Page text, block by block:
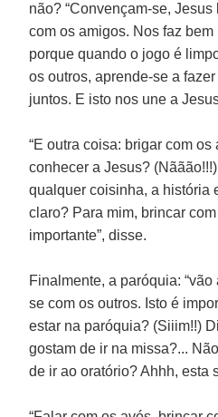
não? “Convençam-se,
com os amigos. Nos faz
porque quando o jogo é
os outros, aprende-se a
juntos. E isto nos une a
“E outra coisa: brigar com os
conhecer a Jesus?
qualquer coisinha, a história
claro? Para mim, brincar
importante”, disse.
Finalmente, a paróquia:
se com os outros. Isto é
estar na paróquia? (Siiim!!)
gostam de ir na missa?...
de ir ao oratório? Ahhh, esta